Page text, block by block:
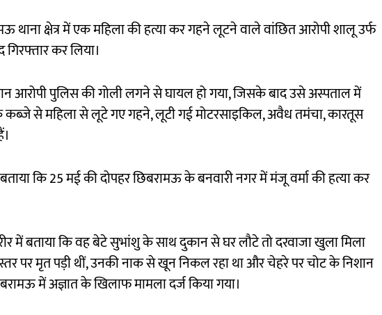
थाना क्षेत्र में एक महिला की हत्या कर गहने लूटने वाले वांछित आरोपी शालू उर्फ
कर लिया।
आरोपी पुलिस की गोली लगने से घायल हो गया, जिसके बाद उसे अस्पताल में
कब्जे से महिला से लूटे गए गहने, लूटी गई मोटरसाइकिल, अवैध तमंचा, कारतूस
कि 25 मई की दोपहर छिबरामऊ के बनवारी नगर में मंजू वर्मा की हत्या कर
में बताया कि वह बेटे सुभांशु के साथ दुकान से घर लौटे तो दरवाजा खुला मिला
पर मृत पड़ी थीं, उनकी नाक से खून निकल रहा था और चेहरे पर चोट के निशान
में अज्ञात के खिलाफ मामला दर्ज किया गया।